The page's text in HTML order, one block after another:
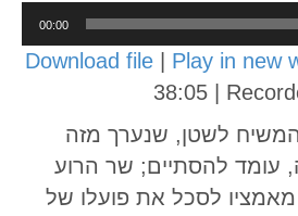
00:00
Download file Play in new
38:05
המשיח לשטן, שנערך מזה
להסתיים; שר הרוע
לסכל את פועלו של